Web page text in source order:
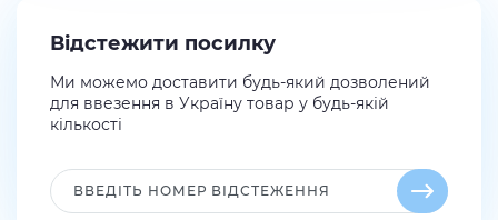
Відстежити посилку
Ми можемо доставити будь-який дозволений
для ввезення в Україну товар у будь-якій
кількості